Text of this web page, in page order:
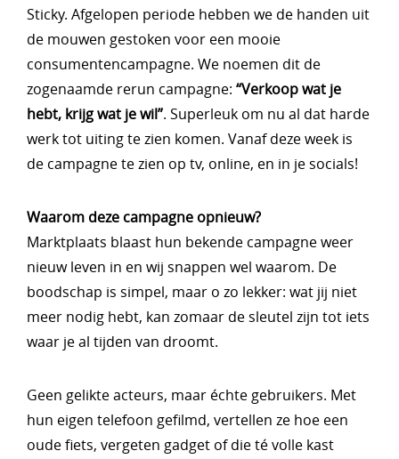
Sticky. Afgelopen periode hebben we de handen uit
de mouwen gestoken voor een mooie
consumentencampagne. We noemen dit de
zogenaamde rerun campagne: “Verkoop wat je
hebt, krijg wat je wil”. Superleuk om nu al dat harde
werk tot uiting te zien komen. Vanaf deze week is
de campagne te zien op tv, online, en in je socials!
Waarom deze campagne opnieuw?
Marktplaats blaast hun bekende campagne weer
nieuw leven in en wij snappen wel waarom. De
boodschap is simpel, maar o zo lekker: wat jij niet
meer nodig hebt, kan zomaar de sleutel zijn tot iets
waar je al tijden van droomt.
Geen gelikte acteurs, maar échte gebruikers. Met
hun eigen telefoon gefilmd, vertellen ze hoe een
oude fiets, vergeten gadget of die té volle kast